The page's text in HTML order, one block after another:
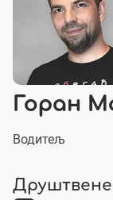
Горан
Водитељ